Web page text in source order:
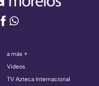
a más +
Videos
TV Azteca Internacional